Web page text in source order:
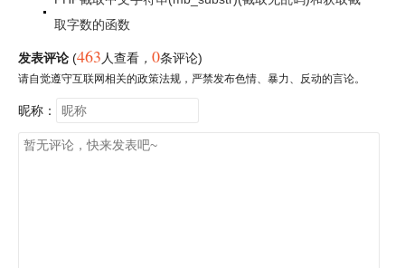
取字数的函数
发表评论 (463 人查看 ， 0条评论)
请自觉遵守互联网相关的政策法规，严禁发布色情、暴力、反动的言论。
昵称：